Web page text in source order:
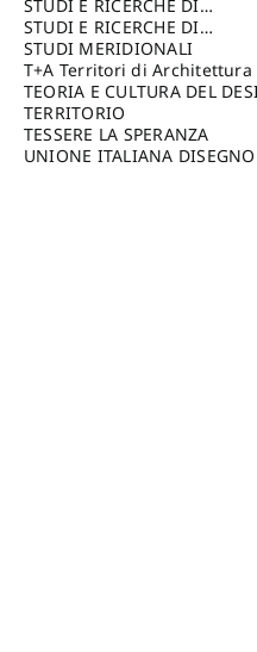
DELL’ARCHITETTURA E
DELL’AMBIENTEa cura di:
Riccardo
ARCHEOLOGIA IN SICILIA
di: Pelagatti Paola
STUDI E RICERCHE DI
ARCHITETTURA del
di Architettura Università
Studi G. d' Annunzio
STUDI E RICERCHE DI
ARCHITETTURA del
di Architettura Università
Studi G. d' Annunzio, Chieti-
Pescaraa cura di: Fusero
STUDI MERIDIONALI
T+A Territori di Architettura
cura di: Ramazzotti Luigi
TEORIA E CULTURA DEL
cura di: Furlanis Giuseppe
TERRITORIO
TESSERE LA SPERANZA
UNIONE ITALIANA DISEGNO